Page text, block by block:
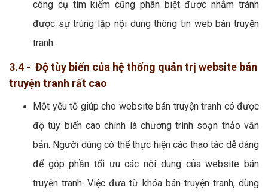
công cụ tìm kiếm cũng phân biệt được nhằm tránh
được sự trùng lặp nội dung thông tin web bán truyện
tranh.
3.4 - Độ tùy biến của hệ thống quản trị website bán
truyện tranh rất cao
Một yếu tố giúp cho website bán truyện tranh có được
độ tùy biến cao chính là chương trình soạn thảo văn
bản. Người dùng có thể thực hiện các thao tác dễ dàng
để góp phần tối ưu các nội dung của website bán
truyện tranh. Việc đưa từ khóa bán truyện tranh, dùng